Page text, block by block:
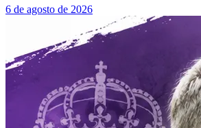
6 de agosto de 2026